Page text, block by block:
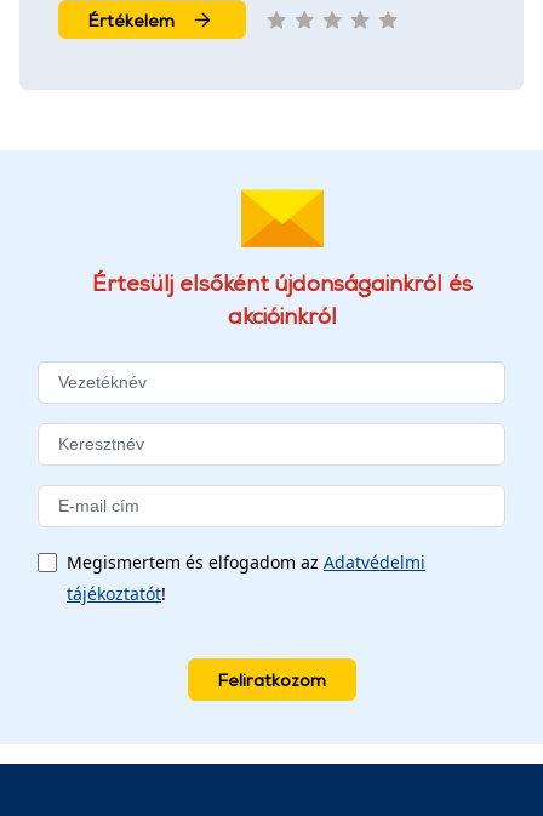
Értékelem
Értesülj elsőként újdonságainkról és
akcióinkról
Megismertem és elfogadom az Adatvédelmi
tájékoztatót!
Feliratkozom